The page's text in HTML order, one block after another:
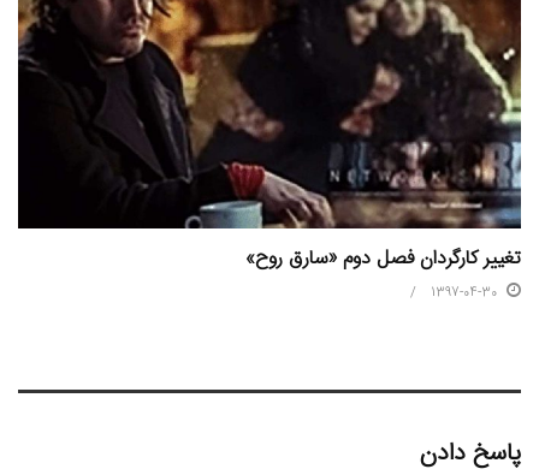
تغییر کارگردان فصل دوم «سارق روح»
1397-04-30
پاسخ دادن